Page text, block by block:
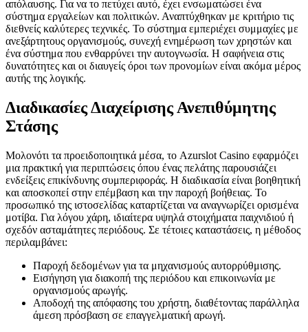
απόλαυσης. Για να το πετύχει αυτό, έχει ενσωματώσει ένα
σύστημα εργαλείων και πολιτικών. Αναπτύχθηκαν με κριτήριο τις
διεθνείς καλύτερες τεχνικές. Το σύστημα εμπεριέχει συμμαχίες με
ανεξάρτητους οργανισμούς, συνεχή ενημέρωση των χρηστών και
ένα σύστημα που ενθαρρύνει την αυτογνωσία. Η σαφήνεια στις
δυνατότητες και οι διαυγείς όροι των προνομίων είναι ακόμα μέρος
αυτής της λογικής.
Διαδικασίες Διαχείρισης Ανεπιθύμητης
Στάσης
Μολονότι τα προειδοποιητικά μέσα, το Azurslot Casino εφαρμόζει
μια πρακτική για περιπτώσεις όπου ένας πελάτης παρουσιάζει
ενδείξεις επικίνδυνης συμπεριφοράς. Η διαδικασία είναι βοηθητική
και αποσκοπεί στην επέμβαση και την παροχή βοήθειας. Το
προσωπικό της ιστοσελίδας καταρτίζεται να αναγνωρίζει ορισμένα
μοτίβα. Για λόγου χάρη, ιδιαίτερα υψηλά στοιχήματα παιχνιδιού ή
σχεδόν ασταμάτητες περιόδους. Σε τέτοιες καταστάσεις, η μέθοδος
περιλαμβάνει:
Παροχή δεδομένων για τα μηχανισμούς αυτορρύθμισης.
Εισήγηση για διακοπή της περιόδου και επικοινωνία με
οργανισμούς αρωγής.
Αποδοχή της απόφασης του χρήστη, διαθέτοντας παράλληλα
άμεση πρόσβαση σε επαγγελματική αρωγή.